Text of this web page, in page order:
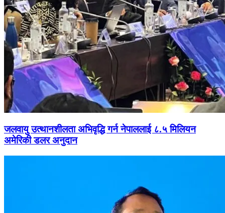
जलवायु उत्थानशीलता अभिवृद्धि गर्न नेपाललाई ८.५ मिलियन
अमेरिकी डलर अनुदान